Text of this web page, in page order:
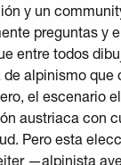
y un
preguntas y
entre todos
alpinismo que
el escenario
austriaca con
Pero esta
—alpinista